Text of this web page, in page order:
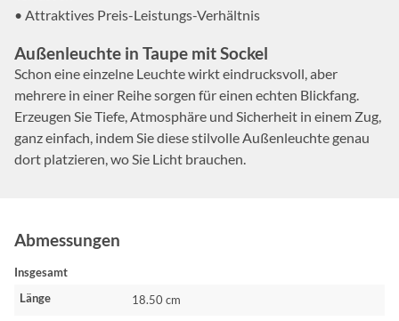
• Attraktives Preis-Leistungs-Verhältnis
Außenleuchte in Taupe mit Sockel
Schon eine einzelne Leuchte wirkt eindrucksvoll, aber
mehrere in einer Reihe sorgen für einen echten Blickfang.
Erzeugen Sie Tiefe, Atmosphäre und Sicherheit in einem Zug,
ganz einfach, indem Sie diese stilvolle Außenleuchte genau
dort platzieren, wo Sie Licht brauchen.
Abmessungen
Insgesamt
Länge
18.50 cm